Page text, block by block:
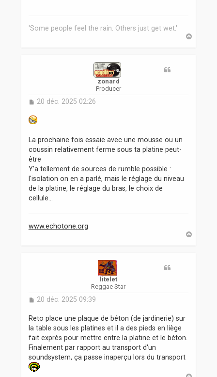
'Some people feel the rain. Others just get wet.'
zonard
Producer
M
s
s
g
e
20 déc. 2025 02:26
La prochaine fois essaie avec une mousse ou un
coussin relativement ferme sous ta platine peut-
être
Y'a tellement de sources de rumble possible :
l'isolation on en a parlé, mais le réglage du niveau
de la platine, le réglage du bras, le choix de
cellule...
www.echotone.org
litelet
Reggae Star
M
s
s
a
g
e
20 déc. 2025 09:39
Reto place une plaque de béton (de jardinerie) sur
la table sous les platines et il a des pieds en liège
fait exprès pour mettre entre la platine et le béton.
Finalement par rapport au transport d'un
soundsystem, ça passe inaperçu lors du transport